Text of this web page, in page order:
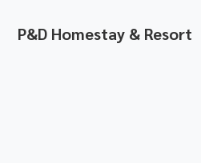
P&D Homestay & Resort